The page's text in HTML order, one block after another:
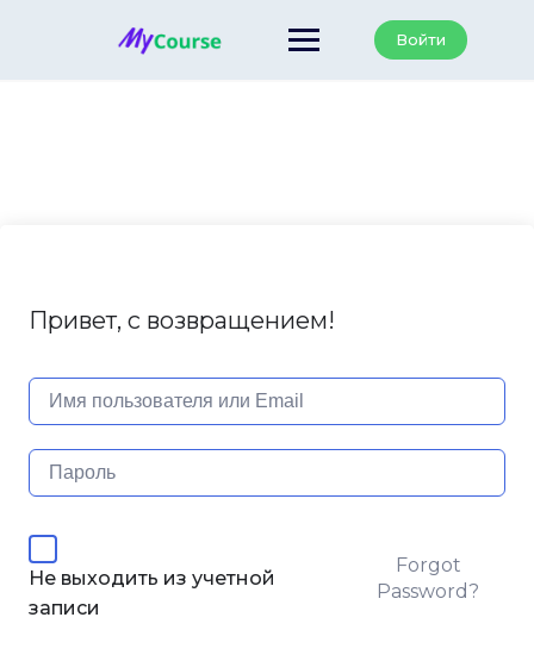
Войти
Привет, с возвращением!
Не выходить из учетной
записи
Forgot
Password?